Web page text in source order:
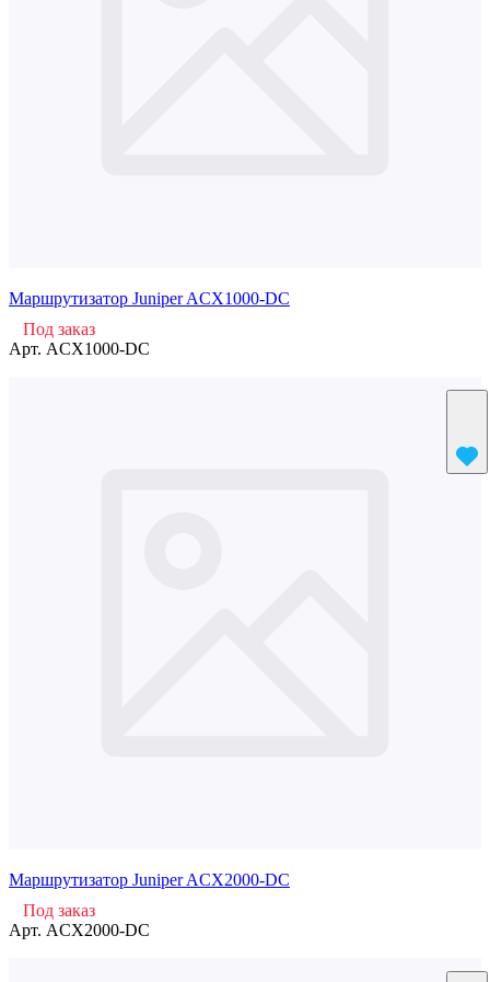
Маршрутизатор Juniper ACX1000-DC
Под заказ
Арт. ACX1000-DC
Маршрутизатор Juniper ACX2000-DC
Под заказ
Арт. ACX2000-DC